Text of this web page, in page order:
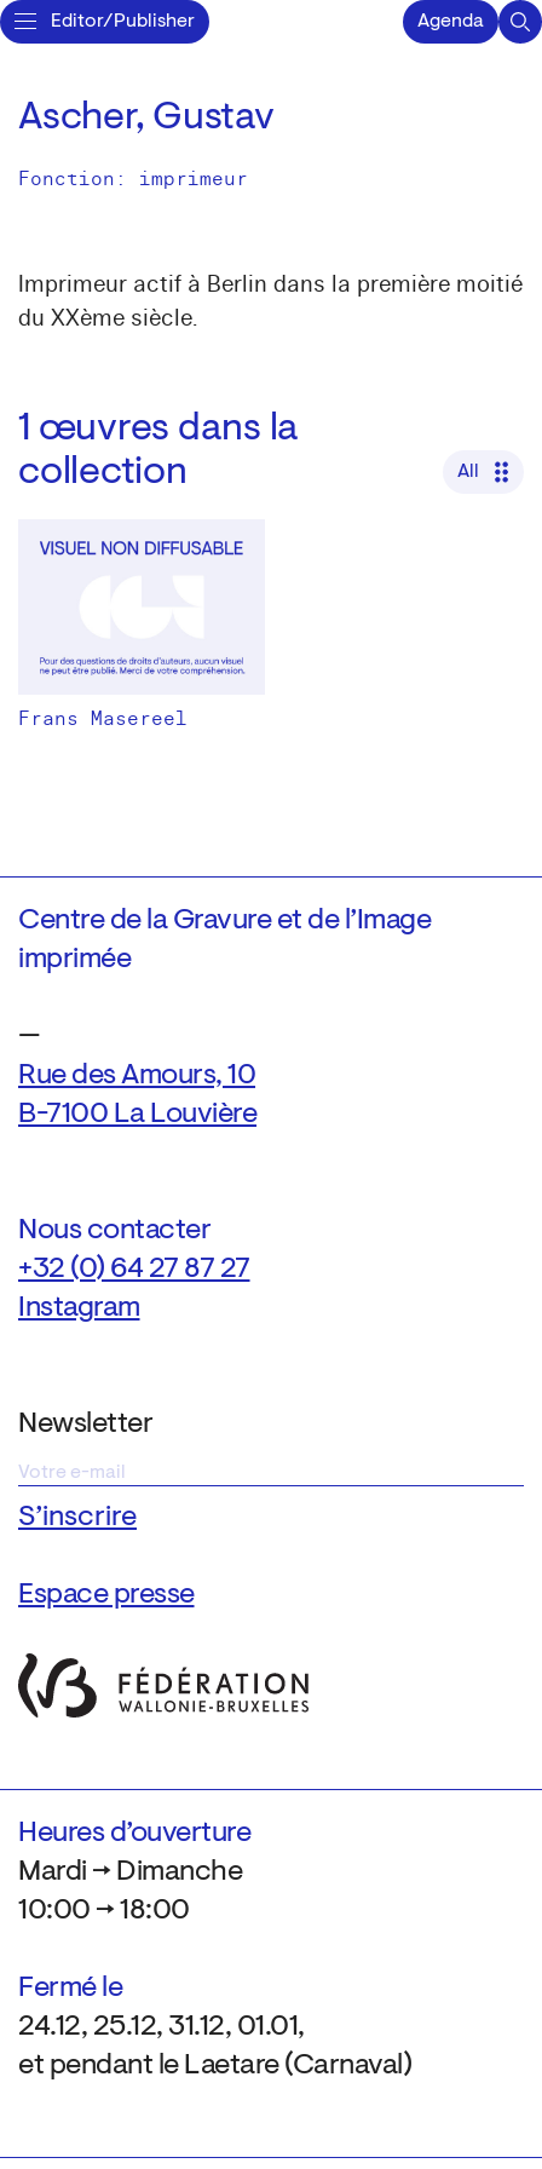
Editor/Publisher Agenda
Ascher, Gustav
Fonction: imprimeur
Imprimeur actif à Berlin dans la première moitié
du XXème siècle.
1 œuvres dans la
collection
All
Frans Masereel
Centre de la Gravure et de l’Image
imprimée
—
Rue des Amours, 10
B-7100 La Louvière
Nous contacter
+32 (0) 64 27 87 27
Instagram
Newsletter
Espace presse
Heures d’ouverture
Mardi → Dimanche
10:00 → 18:00
Fermé le
24.12, 25.12, 31.12, 01.01,
et pendant le Laetare (Carnaval)